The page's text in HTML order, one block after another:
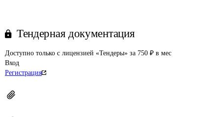
Тендерная документация
Доступно только с лицензией «Тендеры» за 750 ₽ в мес
Вход
Регистрация